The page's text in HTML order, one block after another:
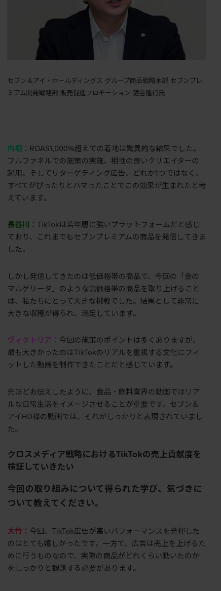
セブン＆アイ・ホールディングス グループ商品戦略本部 セブンプレ
ミアム開発戦略部 販売促進プロモーション 落合隆行氏
内堀： ROAS1,000%超えでの着地は驚異的な結果でした。
フルファネルでの施策の実施、相性の良いクリエイターの
起用、そしてリターゲティング広告、どれか1つではなく、
すべてがぴったりとハマったことでこの効果が生まれたと考
えています。
長谷川：
TikTokは若年層に強いプラットフォームだと感じ
ており、これまでもセブンプレミアムの商品を発信してきま
した。
しかし発信してきたのは低価格帯の商品で、今回の「金の
マルゲリータ」のような高価格帯の商品を取り上げること
は、私たちにとって大きな挑戦でした。結果として非常に
大きな収穫が得られ、満足しています。
ヴィクトリア： 今回の施策のポイントは多くありますが、
最も大きかったのはTikTokのリアルを重視する文化にフィ
ットした動画を制作できたことだと感じています。
先ほどお伝えしたように、食品・飲料業界の動画ではリア
ルな日常生活をイメージさせることが重要です。セブン＆
アイHD様の動画では、それがしっかりと表現されていまし
た。
クロスメディア戦略におけるTikTokの売上貢献度を
検証していきたい
今回の取り組みについて得られた学び、気づきに
ついて教えてください。
大竹： 今回、TikTok広告が高いパフォーマンスを発揮した
のはとても嬉しかったです。一方で、広告は売上を上げるた
めに行うものなので、実際の商品がどれくらい動いたのか
をしっかりと観測する必要があります。